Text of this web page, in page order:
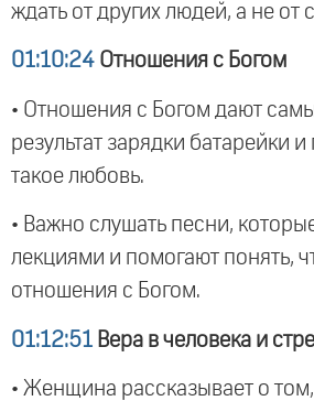
ждать от других людей, а не от
01:10:24 Отношения с Богом
• Отношения с Богом дают
результат зарядки батарейки
такое любовь.
• Важно слушать песни,
лекциями и помогают понять,
отношения с Богом.
01:12:51 Вера в человека и
• Женщина рассказывает о